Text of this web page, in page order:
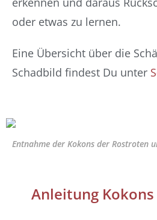
oder etwas zu lernen.
Eine Übersicht über die
Schadbild findest Du unter
Entnahme der Kokons der Rostroten
Anleitung